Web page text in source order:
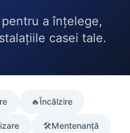
a înțelege,
casei tale.
🔥Încălzire
🛠️Mentenanță